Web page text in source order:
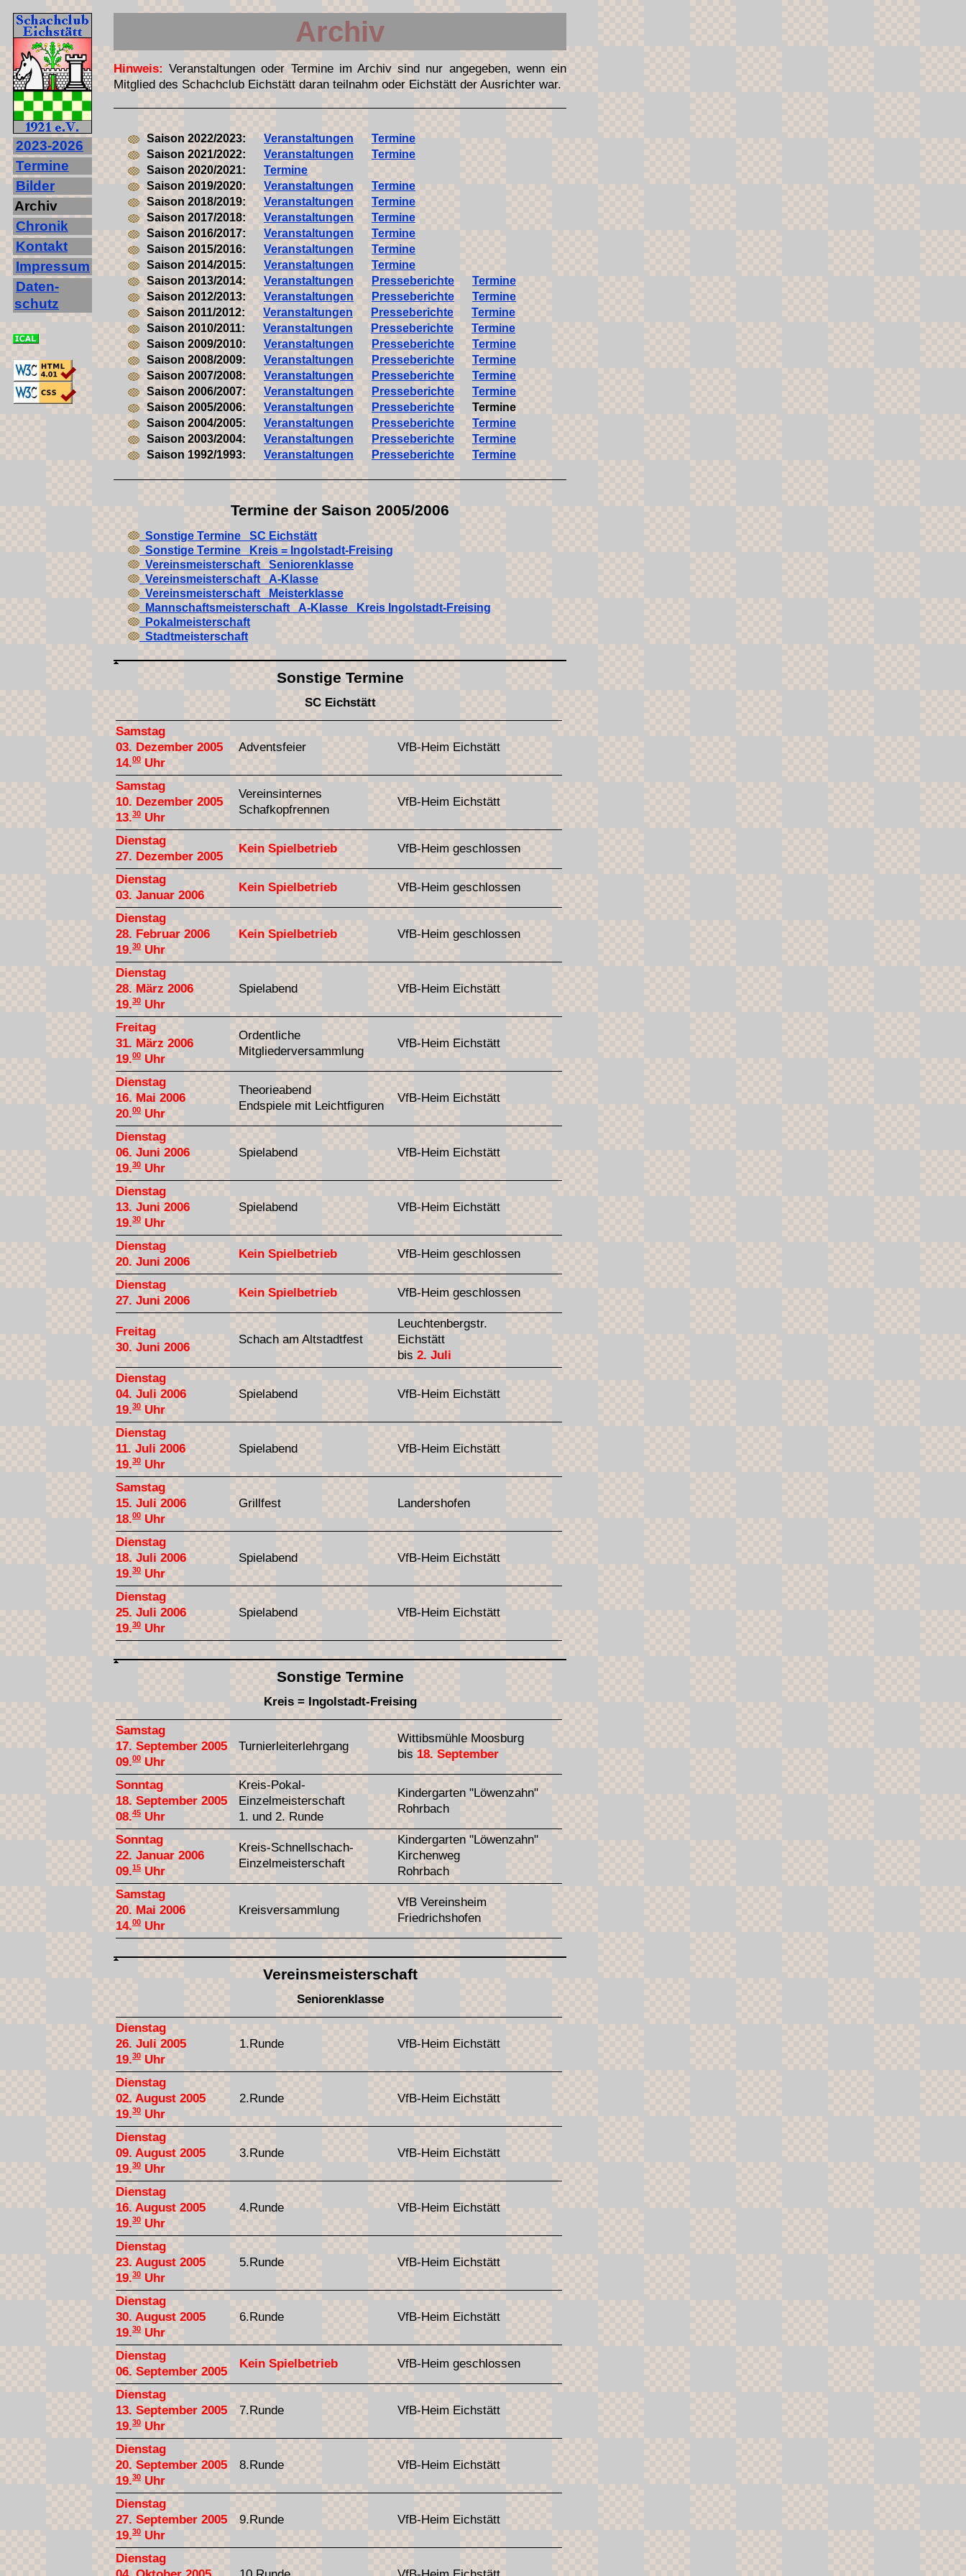
2023‐2026
Termine
Bilder
Archiv
Chronik
Kontakt
Impressum
Daten-
schutz
Archiv
Hinweis: Veranstaltungen oder Termine im Archiv sind nur angegeben, wenn ein
Mitglied des Schachclub Eichstätt daran teilnahm oder Eichstätt der Ausrichter war.
Saison 2022/2023: Veranstaltungen
Termine
Saison 2021/2022:
Veranstaltungen
Termine
Saison 2020/2021:
Termine
Saison 2019/2020:
Veranstaltungen
Termine
Saison 2018/2019:
Veranstaltungen
Termine
Saison 2017/2018:
Veranstaltungen
Termine
Saison 2016/2017:
Veranstaltungen
Termine
Saison 2015/2016:
Veranstaltungen
Termine
Saison 2014/2015:
Veranstaltungen
Termine
Saison 2013/2014:
Veranstaltungen Presseberichte
Termine
Saison 2012/2013:
Veranstaltungen Presseberichte
Termine
Saison 2011/2012:
Veranstaltungen Presseberichte
Termine
Saison 2010/2011:
Veranstaltungen Presseberichte
Termine
Saison 2009/2010:
Veranstaltungen Presseberichte
Termine
Saison 2008/2009:
Veranstaltungen Presseberichte
Termine
Saison 2007/2008:
Veranstaltungen Presseberichte
Termine
Saison 2006/2007:
Veranstaltungen Presseberichte
Termine
Saison 2005/2006:
Veranstaltungen Presseberichte
Termine
Saison 2004/2005:
Veranstaltungen Presseberichte
Termine
Saison 2003/2004:
Veranstaltungen Presseberichte
Termine
Saison 1992/1993:
Veranstaltungen Presseberichte Termine
Termine der Saison 2005/2006
Sonstige Termine SC Eichstätt
Sonstige Termine Kreis = Ingolstadt-Freising
Vereinsmeisterschaft Seniorenklasse
Vereinsmeisterschaft A-Klasse
Vereinsmeisterschaft Meisterklasse
Mannschaftsmeisterschaft A-Klasse Kreis Ingolstadt-Freising
Pokalmeisterschaft
Stadtmeisterschaft
Sonstige Termine
SC Eichstätt
Samstag
03. Dezember 2005
14.00 Uhr
Adventsfeier VfB-Heim Eichstätt
Samstag
10. Dezember 2005
13.30 Uhr
Vereinsinternes
Schafkopfrennen
VfB-Heim Eichstätt
Dienstag
27. Dezember 2005
Kein Spielbetrieb VfB-Heim geschlossen
Dienstag
03. Januar 2006
Kein Spielbetrieb VfB-Heim geschlossen
Dienstag
28. Februar 2006
19.30 Uhr
Kein Spielbetrieb VfB-Heim geschlossen
Dienstag
28. März 2006
19.30 Uhr
Spielabend VfB-Heim Eichstätt
Freitag
31. März 2006
19.00 Uhr
Ordentliche
Mitgliederversammlung
VfB-Heim Eichstätt
Dienstag
16. Mai 2006
20.00 Uhr
Theorieabend
Endspiele mit Leichtfiguren
VfB-Heim Eichstätt
Dienstag
06. Juni 2006
19.30 Uhr
Spielabend VfB-Heim Eichstätt
Dienstag
13. Juni 2006
19.30 Uhr
Spielabend VfB-Heim Eichstätt
Dienstag
20. Juni 2006
Kein Spielbetrieb VfB-Heim geschlossen
Dienstag
27. Juni 2006
Kein Spielbetrieb VfB-Heim geschlossen
Freitag
30. Juni 2006
Schach am Altstadtfest
Leuchtenbergstr.
Eichstätt
bis 2. Juli
Dienstag
04. Juli 2006
19.30 Uhr
Spielabend VfB-Heim Eichstätt
Dienstag
11. Juli 2006
19.30 Uhr
Spielabend VfB-Heim Eichstätt
Samstag
15. Juli 2006
18.00 Uhr
Grillfest Landershofen
Dienstag
18. Juli 2006
19.30 Uhr
Spielabend VfB-Heim Eichstätt
Dienstag
25. Juli 2006
19.30 Uhr
Spielabend VfB-Heim Eichstätt
Sonstige Termine
Kreis = Ingolstadt-Freising
Samstag
17. September 2005
09.00 Uhr
Turnierleiterlehrgang
Wittibsmühle Moosburg
bis18. September
Sonntag
18. September 2005
08.45 Uhr
Kreis-Pokal-
Einzelmeisterschaft
1. und 2. Runde
Kindergarten "Löwenzahn"
Rohrbach
Sonntag
22. Januar 2006
09.15 Uhr
Kreis-Schnellschach-
Einzelmeisterschaft
Kindergarten "Löwenzahn"
Kirchenweg
Rohrbach
Samstag
20. Mai 2006
14.00 Uhr
Kreisversammlung
VfB Vereinsheim
Friedrichshofen
Vereinsmeisterschaft
Seniorenklasse
Dienstag
26. Juli 2005
19.30 Uhr
1.Runde VfB-Heim Eichstätt
Dienstag
02. August 2005
19.30 Uhr
2.Runde VfB-Heim Eichstätt
Dienstag
09. August 2005
19.30 Uhr
3.Runde VfB-Heim Eichstätt
Dienstag
16. August 2005
19.30 Uhr
4.Runde VfB-Heim Eichstätt
Dienstag
23. August 2005
19.30 Uhr
5.Runde VfB-Heim Eichstätt
Dienstag
30. August 2005
19.30 Uhr
6.Runde VfB-Heim Eichstätt
Dienstag
06. September 2005
Kein Spielbetrieb VfB-Heim geschlossen
Dienstag
13. September 2005
19.30 Uhr
7.Runde VfB-Heim Eichstätt
Dienstag
20. September 2005
19.30 Uhr
8.Runde VfB-Heim Eichstätt
Dienstag
27. September 2005
19.30 Uhr
9.Runde VfB-Heim Eichstätt
Dienstag